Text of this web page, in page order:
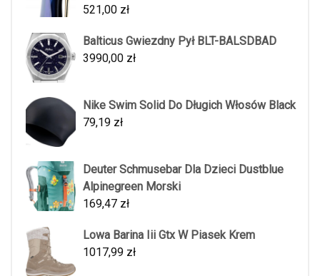
521,00 zł
Balticus Gwiezdny Pył BLT-BALSDBAD
3990,00 zł
Nike Swim Solid Do Długich Włosów Black
79,19 zł
Deuter Schmusebar Dla Dzieci Dustblue
Alpinegreen Morski
169,47 zł
Lowa Barina Iii Gtx W Piasek Krem
1017,99 zł